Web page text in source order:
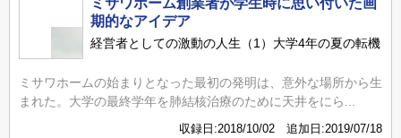
期的なアイデア
経営者としての激動の人生（1）大学4年の夏の転機
ミサワホームの始まりとなった最初の発明は、意外な場所から生
まれた。大学の最終学年を肺結核治療のために天井をにら...
収録日:2018/10/02 追加日:2019/07/18